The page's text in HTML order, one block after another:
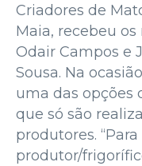
Criadores de
Maia, recebeu
Odair Campos e
Sousa. Na
uma das opções
que só são
produtores.
produtor/